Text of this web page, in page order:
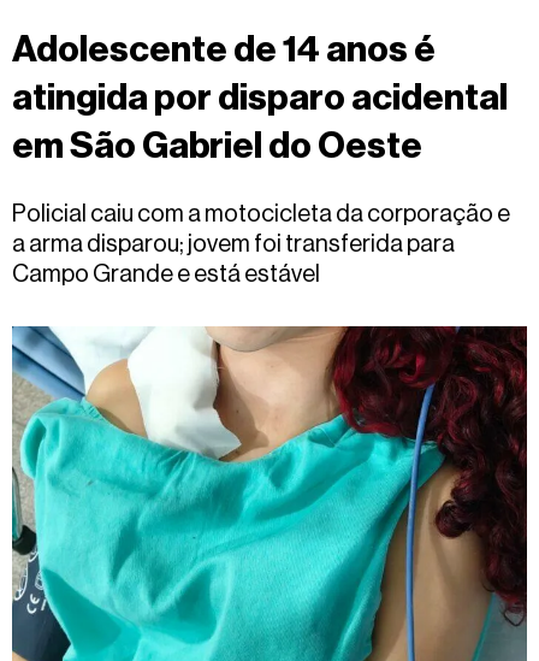
TV
MS
dia
Fale
Adolescente de 14 anos é
atingida por disparo acidental
em São Gabriel do Oeste
Policial caiu com a motocicleta da corporação e
a arma disparou; jovem foi transferida para
Campo Grande e está estável